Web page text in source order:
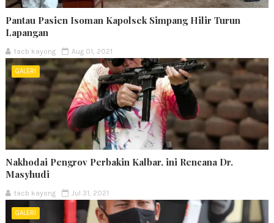
Pantau Pasien Isoman Kapolsek Simpang Hilir Turun
Lapangan
tacb kayong Aug 01, 2021
GALERI
Nakhodai Pengrov Perbakin Kalbar, ini Rencana Dr.
Masyhudi
tacb kayong Jul 31, 2021
GALERI